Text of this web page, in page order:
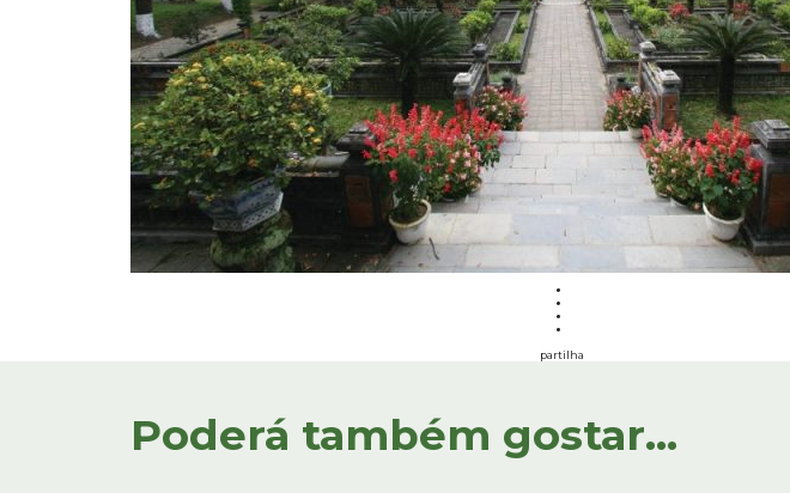
partilha
Poderá também gostar...